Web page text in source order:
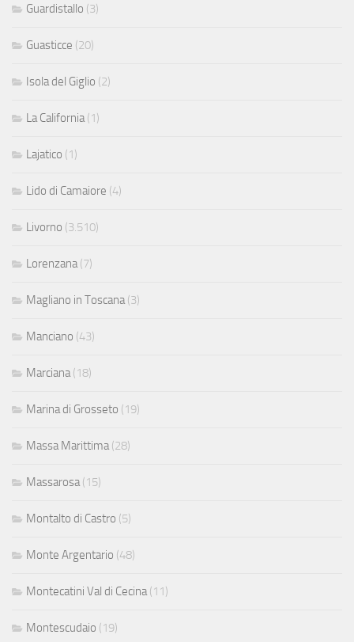
Guardistallo (3)
Guasticce (20)
Isola del Giglio (2)
La California (1)
Lajatico (1)
Lido di Camaiore (4)
Livorno (3.510)
Lorenzana (7)
Magliano in Toscana (3)
Manciano (43)
Marciana (18)
Marina di Grosseto (19)
Massa Marittima (28)
Massarosa (15)
Montalto di Castro (5)
Monte Argentario (48)
Montecatini Val di Cecina (11)
Montescudaio (19)